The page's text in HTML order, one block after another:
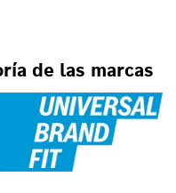
de las marcas